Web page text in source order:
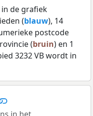
de grafiek
(blauw), 14
postcode
(bruin) en 1
3232 VB wordt in